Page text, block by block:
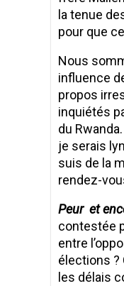
la tenue
pour que
Nous
influence
propos
inquiétés
du
je serais
suis de la
rendez-
Peur et
contestée
entre
élections ?
les délais